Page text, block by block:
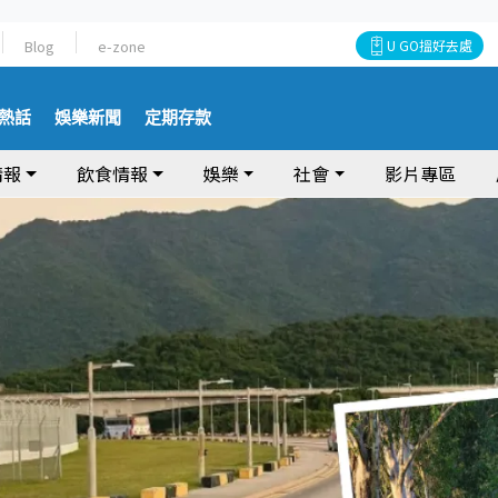
Blog e-zone U GO搵好去處
話 娛樂新聞 定期存款
飲食情報 娛樂 社會 影片專區